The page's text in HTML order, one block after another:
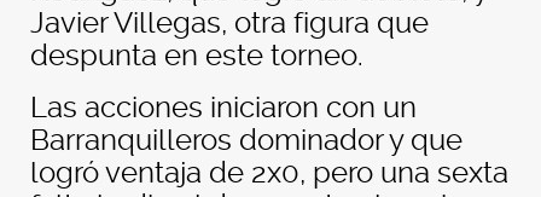
Javier Villegas, otra figura que
despunta en este torneo.
Las acciones iniciaron con un
Barranquilleros dominador y que
logró ventaja de 2x0, pero una sexta